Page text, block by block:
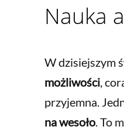
Nauka
W dzisiejszym
możliwości,
przyjemna.
na wesoło. To